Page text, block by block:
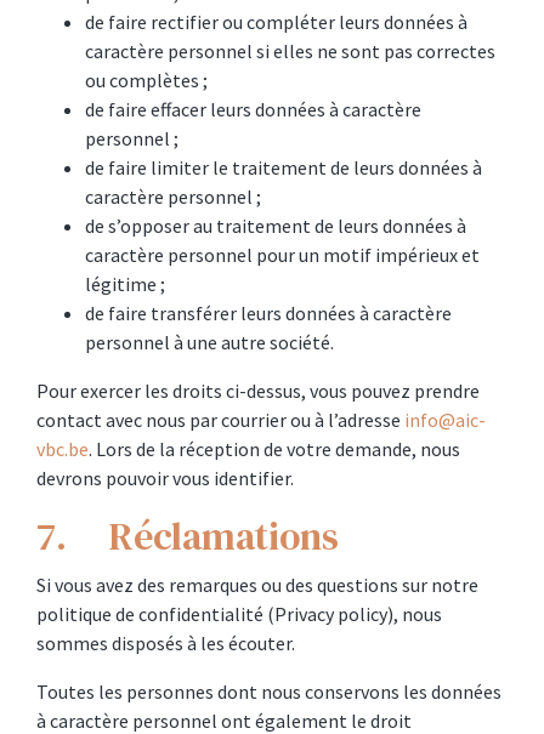
de faire rectifier ou compléter leurs données à
caractère personnel si elles ne sont pas correctes
ou complètes ;
de faire effacer leurs données à caractère
personnel ;
de faire limiter le traitement de leurs données à
caractère personnel ;
de s’opposer au traitement de leurs données à
caractère personnel pour un motif impérieux et
légitime ;
de faire transférer leurs données à caractère
personnel à une autre société.
Pour exercer les droits ci-dessus, vous pouvez prendre
contact avec nous par courrier ou à l’adresse info@aic-
vbc.be. Lors de la réception de votre demande, nous
devrons pouvoir vous identifier.
7. Réclamations
Si vous avez des remarques ou des questions sur notre
politique de confidentialité (Privacy policy), nous
sommes disposés à les écouter.
Toutes les personnes dont nous conservons les données
à caractère personnel ont également le droit